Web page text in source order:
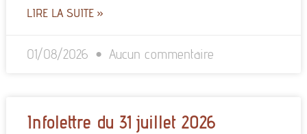
LIRE LA SUITE »
01/08/2026 Aucun commentaire
Infolettre du 31 juillet 2026